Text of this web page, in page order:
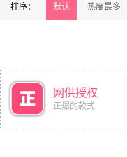
排序： 默认 热度最多
网供授权
正爆的款式